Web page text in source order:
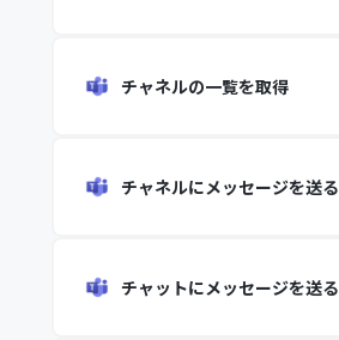
チャネルの一覧を取得
チャネルにメッセージを送る
チャットにメッセージを送る